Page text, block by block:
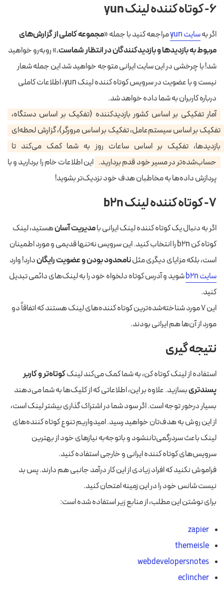
۶- کوتاه کننده لینک yun
اگر بهسایت yun مراجعه کنید با جمله «مجموعه کاملی از گزارش‌های
مربوط به بازدیدها و بازدیدکنندگان در انتظار شماست.» روبه‌رو خواهید
شد! با چرخشی در این سایت ایرانی متوجه خواهید شد این جمله شعار
نیست و با عضویت در سرویس کوتاه کننده لینک yun، اطلاعات کاملی
درباره کاربران به شما داده خواهد شد.
آمار تفکیکی بر اساس کشور بازدیدکننده (تفکیک بر اساس دستگاه،
تفکیک بر اساس سیستم‌عامل، تفکیک بر اساس مرورگر)، گزارش لحظه‌ای
بازدید‌ها، تفکیک بر اساس ساعات روز به شما کمک می‌کند تا
حساب‌شده‌تر در مسیر خود قدم بردارید. این اطلاعات خام را بردارید و با
پردازش داده‌ها به مخاطبان هدف خود نزدیک‌تر بشوید!
۷- کوتاه کننده لینک b2n
اگر به دنبال یک کوتاه کننده لینک ایرانی بامدیریت آسانهستید، لینک
کوتاه کن b2n را انتخاب کنید. این سرویس نه‌تنها قدیمی و مورد اطمینان
است، بلکه مزایای دیگری مثلنامحدود بودن و عضویت رایگاندارد! وارد
سایت b2n
شوید و آدرس کوتاه دلخواه خود را به لینک‌های دائمی تبدیل
کنید.
این ۷ مورد شناخته‌شده‌ترین کوتاه کننده‎‌های لینک هستند که اتفاقاً دو
مورد از آن‌ها هم ایرانی بودند.
نتیجه گیری
استفاده از لینک کوتاه کن، به شما کمک می‌کند لینککوتاه‌تر و کاربر
پسندتریبسازید. علاوه بر این، اطلاعاتی که از کلیک‌ها به شما می‌دهند
بسیار درخور توجه است. اگر سود شما در اشتراک گذاری بیشتر لینک است،
از این روش به هدف‌تان خواهید رسید. امیدواریم تنوع کوتاه کننده‌های
لینک باعث سردرگمی‌تاننشود و باتوجه‌به نیاز‌های خود از بهترین
سرویس‌های کوتاه کننده ایرانی و خارجی استفاده کنید.
فراموش نکنید که افراد زیادی از این کار درآمد جانبی هم دارند. پس بد
نیست شانس خود را در این زمینه امتحان کنید.
برای نوشتن این مطلب، از منابع زیر استفاده شده است:
zapier
themeisle
webdevelopersnotes
eclincher